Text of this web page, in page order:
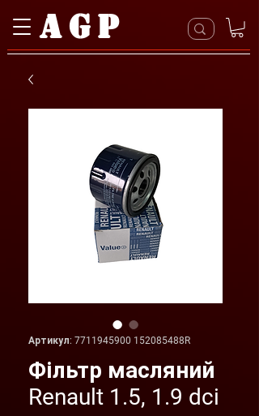
AGP
Артикул: 7711945900 152085488R
Фільтр масляний
Renault 1.5, 1.9 dci